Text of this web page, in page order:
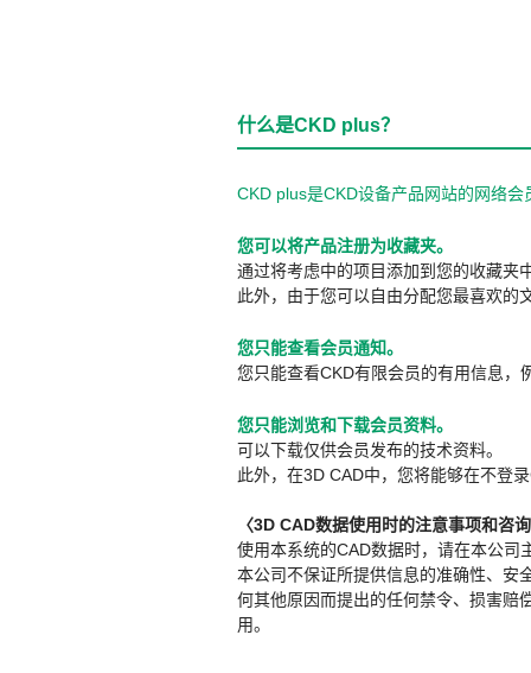
什么是CKD plus？
CKD plus是CKD设备产品网站的网络
您可以将产品注册为收藏夹。
通过将考虑中的项目添加到您的收藏夹
此外，由于您可以自由分配您最喜欢的
您只能查看会员通知。
您只能查看CKD有限会员的有用信息，
您只能浏览和下载会员资料。
可以下载仅供会员发布的技术资料。
此外，在3D CAD中，您将能够在不登
〈3D CAD数据使用时的注意事项和咨
使用本系统的CAD数据时，请在本公司
本公司不保证所提供信息的准确性、安
何其他原因而提出的任何禁令、损害赔
用。